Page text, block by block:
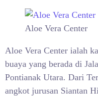
Aloe Vera Center
Aloe Vera Center ialah
buaya yang berada di
Pontianak Utara. Dari
angkot jurusan Siantan